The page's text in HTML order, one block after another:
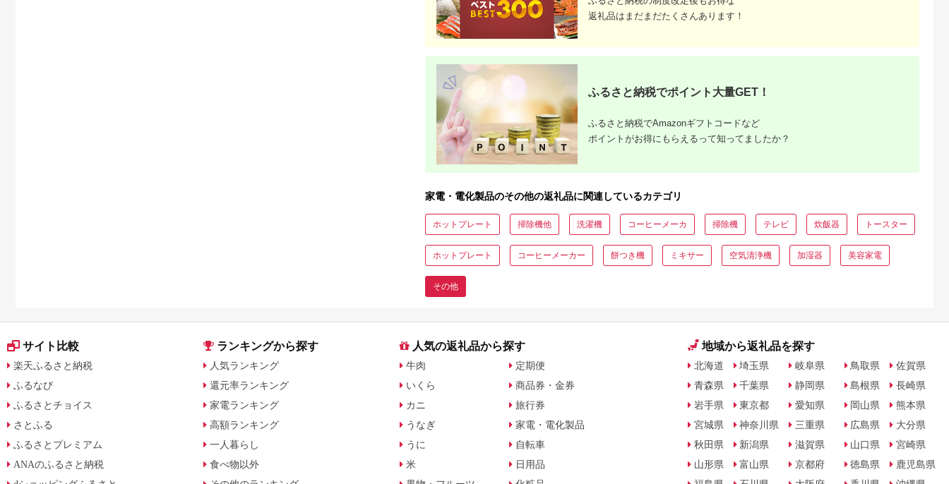
返礼品はまだまだたくさんあります！
ふるさと納税でポイント大量GET！
ふるさと納税でAmazonギフトコードなど
ポイントがお得にもらえるって知ってましたか？
家電・電化製品のその他の返礼品に関連しているカテゴリ
ホットプレート 掃除機他 洗濯機 コーヒーメーカ 掃除機 テレビ 炊飯器 トースター
ホットプレート コーヒーメーカー 餅つき機 ミキサー 空気清浄機 加湿器 美容家電
その他
サイト比較
楽天ふるさと納税
ふるなび
ふるさとチョイス
さとふる
ふるさとプレミアム
ANAのふるさと納税
ランキングから探す
人気ランキング
還元率ランキング
家電ランキング
高額ランキング
一人暮らし
食べ物以外
人気の返礼品から探す
牛肉
いくら
カニ
うなぎ
うに
米
定期便
商品券・金券
旅行券
家電・電化製品
自転車
日用品
地域から返礼品を探す
北海道
青森県
岩手県
宮城県
秋田県
山形県
埼玉県
千葉県
東京都
神奈川県
新潟県
富山県
岐阜県
静岡県
愛知県
三重県
滋賀県
京都府
鳥取県
島根県
岡山県
広島県
山口県
徳島県
佐賀県
長崎県
熊本県
大分県
宮崎県
鹿児島県